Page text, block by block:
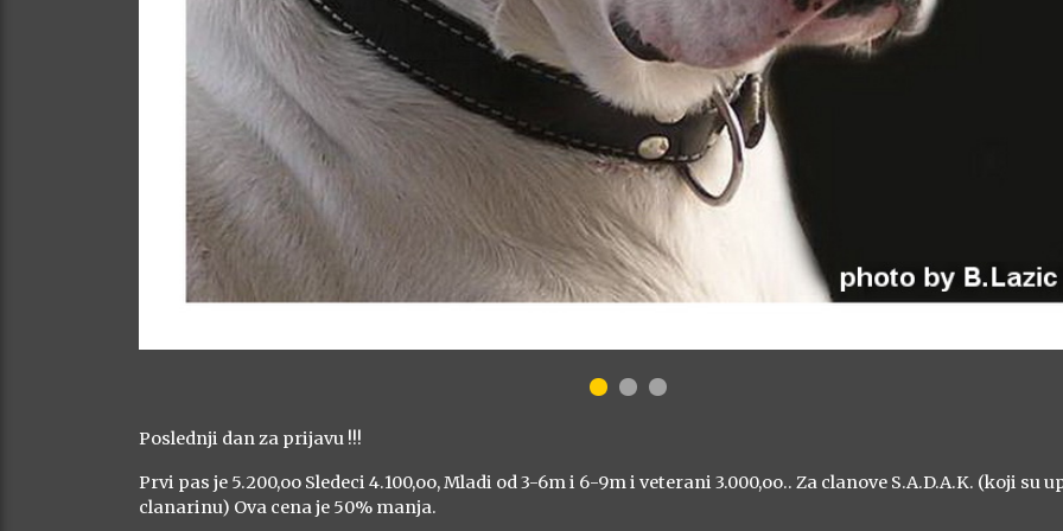
Poslednji dan za prijavu !!!
Prvi pas je 5.200,oo Sledeci 4.100,oo, Mladi od 3-6m i 6-9m i veterani 3.000,oo.. Za clanove S.A.D.A.K. (koji su
clanarinu) Ova cena je 50% manja.